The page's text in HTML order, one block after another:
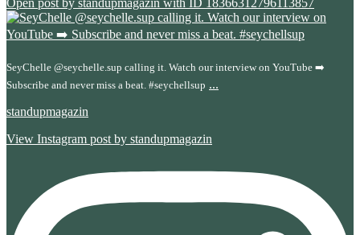
SeyChelle @seychelle.sup calling it. Watch our interview on YouTube ➡️
Subscribe and never miss a beat. #seychellsup ...
standupmagazin
View Instagram post by standupmagazin